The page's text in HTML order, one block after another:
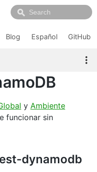
Blog Español GitHub
y Ambiente
funcionar sin
dynamodb